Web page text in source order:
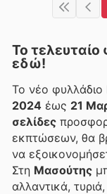
Το τελευταίο
εδώ!
Το νέο φυλλάδιο
2024 έως 21
σελίδες
εκπτώσεων, θα
να
Στη Μασούτης
αλλαντικά,